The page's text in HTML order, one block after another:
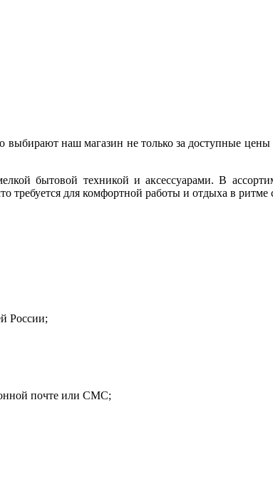
выбирают наш магазин не только за доступные
бытовой техникой и аксессуарами. В
требуется для комфортной работы и отдыха в
России;
почте или СМС;